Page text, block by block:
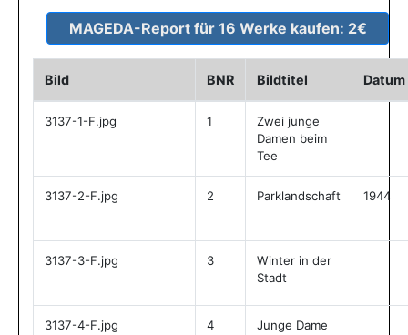
Bild BNR Bildtitel Datum
3137-1-F.jpg 1
Zwei junge
Damen beim
Tee
3137-2-F.jpg 2 Parklandschaft 1944
3137-3-F.jpg 3
Winter in der
Stadt
3137-4-F.jpg 4 Junge Dame